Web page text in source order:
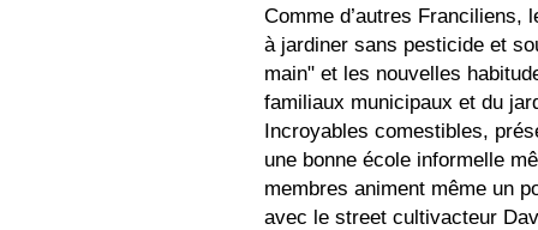
Comme d’autres Franciliens,
à jardiner sans pesticide et
main" et les nouvelles
familiaux municipaux et du
Incroyables comestibles,
une bonne école informelle
membres animent même un
avec le street cultivacteur